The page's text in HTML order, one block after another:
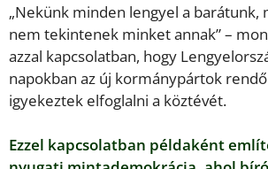
„Nekünk minden lengyel a barátunk,
nem tekintenek minket annak” –
azzal kapcsolatban, hogy
napokban az új kormánypártok
igyekeztek elfoglalni a köztévét.
Ezzel kapcsolatban példaként